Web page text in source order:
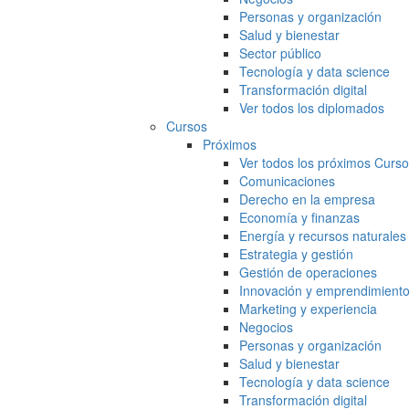
Personas y organización
Salud y bienestar
Sector público
Tecnología y data science
Transformación digital
Ver todos los diplomados
Cursos
Próximos
Ver todos los próximos
Comunicaciones
Derecho en la empresa
Economía y finanzas
Energía y recursos naturales
Estrategia y gestión
Gestión de operaciones
Innovación y emprendimiento
Marketing y experiencia
Negocios
Personas y organización
Salud y bienestar
Tecnología y data science
Transformación digital